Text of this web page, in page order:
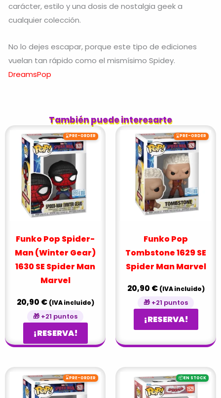
carácter, estilo y una dosis de nostalgia geek a
cualquier colección.
No lo dejes escapar, porque este tipo de ediciones
vuelan tan rápido como el mismísimo Spidey.
DreamsPop
También puede interesarte
⌛PRE-ORDER
Funko Pop Spider-
Man (Winter Gear)
1630 SE Spider Man
Marvel
20,90 € (IVA incluido)
🎁 +21 puntos
¡RESERVA!
⌛PRE-ORDER
Funko Pop
Tombstone 1629 SE
Spider Man Marvel
20,90 € (IVA incluido)
🎁 +21 puntos
¡RESERVA!
⌛PRE-ORDER 📦EN STOCK